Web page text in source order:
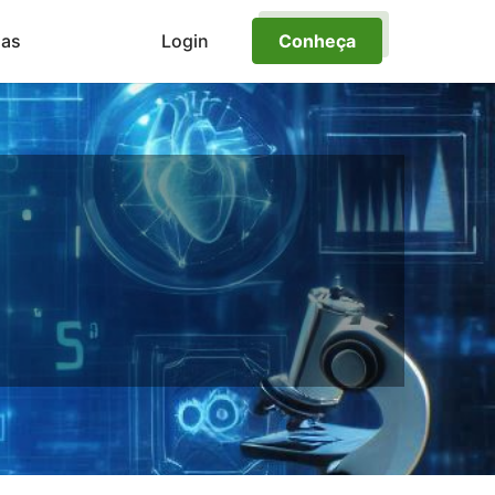
Login Conheça